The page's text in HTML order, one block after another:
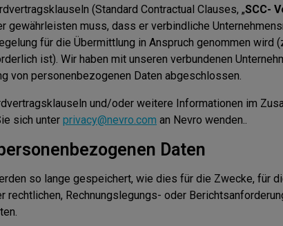
(Standard Contractual Clauses, „SCC-
gewährleisten muss, dass er verbindliche
für die Übermittlung in Anspruch genommen wird
ist). Wir haben mit unseren verbundenen
von personenbezogenen Daten abgeschlossen.
und/oder weitere Informationen im
sich unter privacy@nevro.com an Nevro wenden..
Daten
so lange gespeichert, wie dies für die Zwecke, für
rechtlichen, Rechnungslegungs- oder